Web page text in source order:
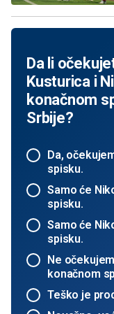
Da li
Kusturica i
konačnom
Srbije?
Da,
spisku.
Samo će
spisku.
Samo će
spisku.
Ne
konačnom
Teško je